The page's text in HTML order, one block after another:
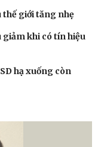
thế giới tăng nhẹ
giảm khi có tín hiệu
hạ xuống còn